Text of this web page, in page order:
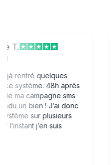
T.
rentré quelques
système. 48h après
ma campagne sms
un bien ! J’ai donc
sur plusieurs
j’en suis